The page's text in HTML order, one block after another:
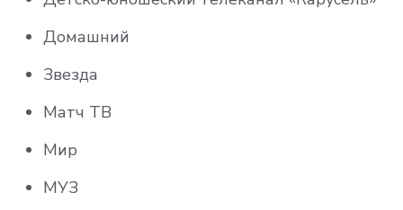
Домашний
Звезда
Матч ТВ
Мир
МУЗ